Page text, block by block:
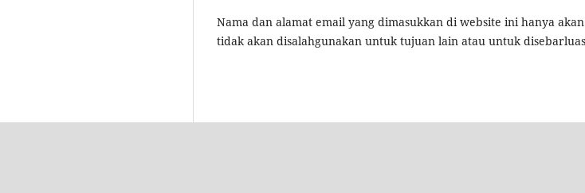
Nama dan alamat email yang dimasukkan di website ini hanya
tidak akan disalahgunakan untuk tujuan lain atau untuk